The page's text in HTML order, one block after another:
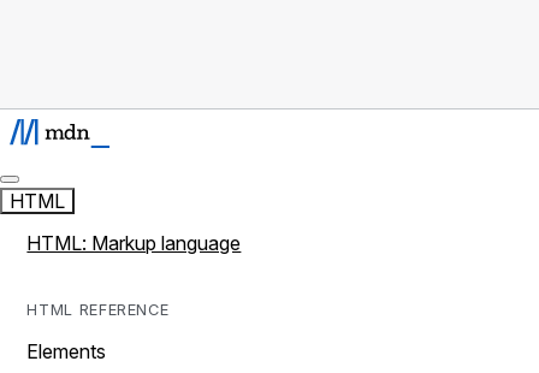
HTML
HTML: Markup language
HTML REFERENCE
Elements